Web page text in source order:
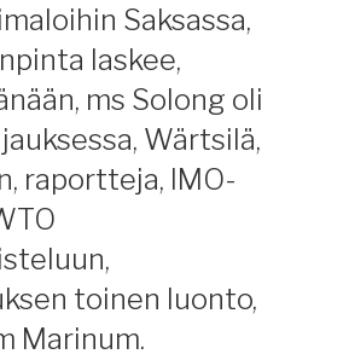
Saksassa,
laskee,
ms Solong oli
Wärtsilä,
raportteja, IMO-
toinen luonto,
Marinum.